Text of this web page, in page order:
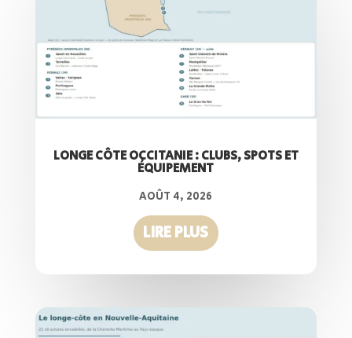
LONGE CÔTE OCCITANIE : CLUBS, SPOTS ET
ÉQUIPEMENT
AOÛT 4, 2026
LIRE PLUS